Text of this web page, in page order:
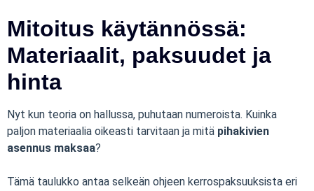
Mitoitus käytännössä:
Materiaalit, paksuudet ja
hinta
Nyt kun teoria on hallussa, puhutaan numeroista. Kuinka
paljon materiaalia oikeasti tarvitaan ja mitä pihakivien
asennus maksaa?
Tämä taulukko antaa selkeän ohjeen kerrospaksuuksista eri